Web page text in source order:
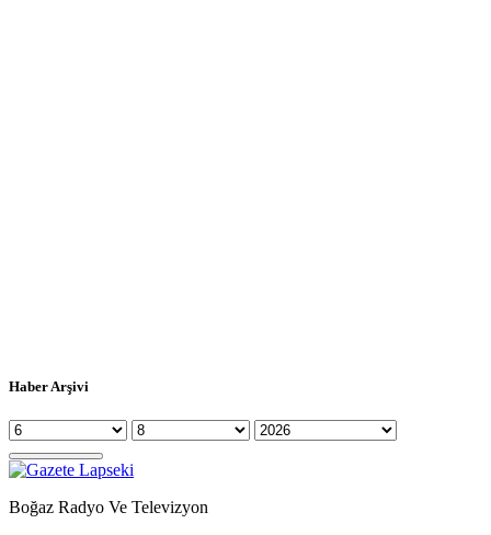
Haber Arşivi
Boğaz Radyo Ve Televizyon